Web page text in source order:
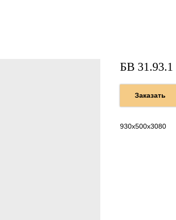
БВ 31.93.1
Заказать
930х500х3080